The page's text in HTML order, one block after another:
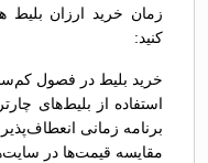
زمان خرید ارزان بلیط
کنید:
خرید بلیط در فصول
استفاده از بلیط‌های
برنامه زمانی انعطاف‌پذیر
مقایسه قیمت‌ها در